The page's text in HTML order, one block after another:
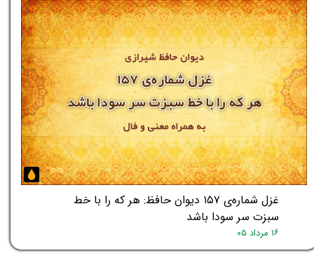
غزل شماره‌ی ۱۵۷ دیوان حافظ: هر که را با خط
سبزت سر سودا باشد
۱۶ مرداد ۰۵